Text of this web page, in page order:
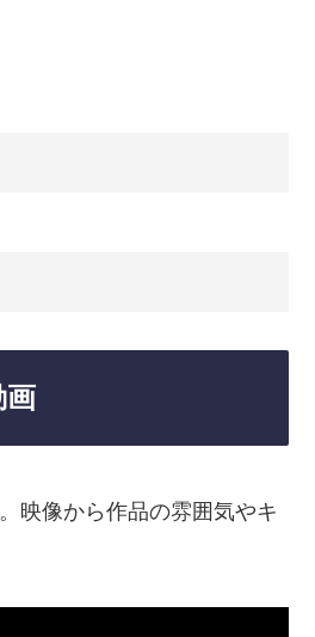
画
映像から作品の雰囲気やキ